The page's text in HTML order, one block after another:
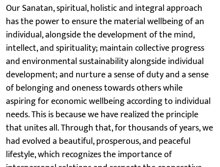
Our Sanatan, spiritual, holistic and integral approach
has the power to ensure the material wellbeing of an
individual, alongside the development of the mind,
intellect, and spirituality; maintain collective progress
and environmental sustainability alongside individual
development; and nurture a sense of duty and a sense
of belonging and oneness towards others while
aspiring for economic wellbeing according to individual
needs. This is because we have realized the principle
that unites all. Through that, for thousands of years, we
had evolved a beautiful, prosperous, and peaceful
lifestyle, which recognizes the importance of